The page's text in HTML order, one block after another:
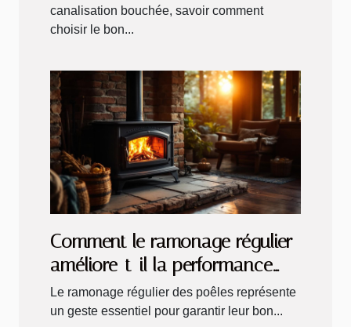
canalisation bouchée, savoir comment
choisir le bon...
Comment le ramonage régulier
améliore-t-il la performance
des poêles ?
Le ramonage régulier des poêles représente
un geste essentiel pour garantir leur bon...